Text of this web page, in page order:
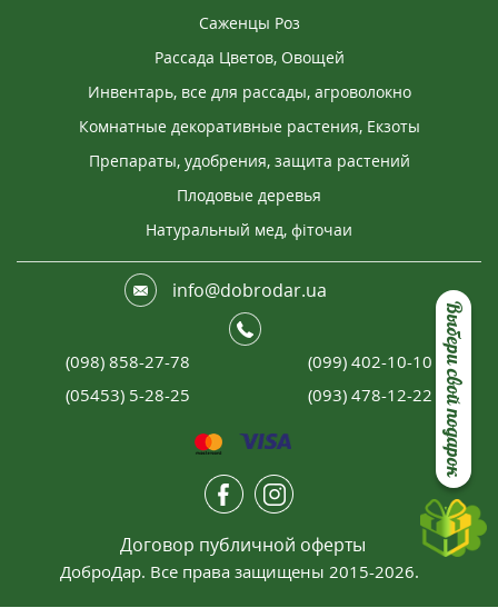
Выбери свой подарок
Саженцы Роз
Рассада Цветов, Овощей
Инвентарь, все для рассады, агроволокно
Комнатные декоративные растения, Екзоты
Препараты, удобрения, защита растений
Плодовые деревья
Натуральный мед, фіточаи
info@dobrodar.ua
(098) 858-27-78
(099) 402-10-10
(05453) 5-28-25
(093) 478-12-22
Договор публичной оферты
ДоброДар. Все права защищены 2015-2026.